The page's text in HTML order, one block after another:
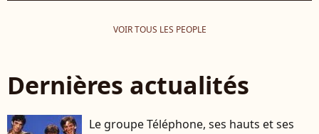
VOIR TOUS LES PEOPLE
Dernières actualités
Le groupe Téléphone, ses hauts et ses